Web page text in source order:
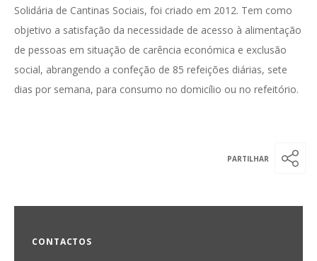
Solidária de Cantinas Sociais, foi criado em 2012. Tem como
objetivo a satisfação da necessidade de acesso à alimentação
de pessoas em situação de carência económica e exclusão
social, abrangendo a confeção de 85 refeições diárias, sete
dias por semana, para consumo no domicílio ou no refeitório.
CONTACTOS